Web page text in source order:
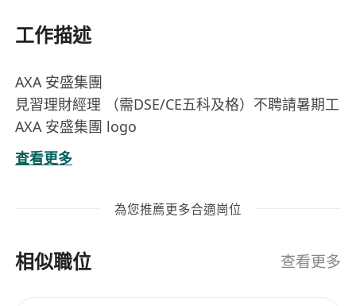
工作描述
AXA 安盛集團
見習理財經理 （需DSE/CE五科及格）不聘請暑期工
AXA 安盛集團 logo
中級階層
$15K-30K/月
3個月前
查看更多
為您推薦更多合適崗位
相似職位 查看更多